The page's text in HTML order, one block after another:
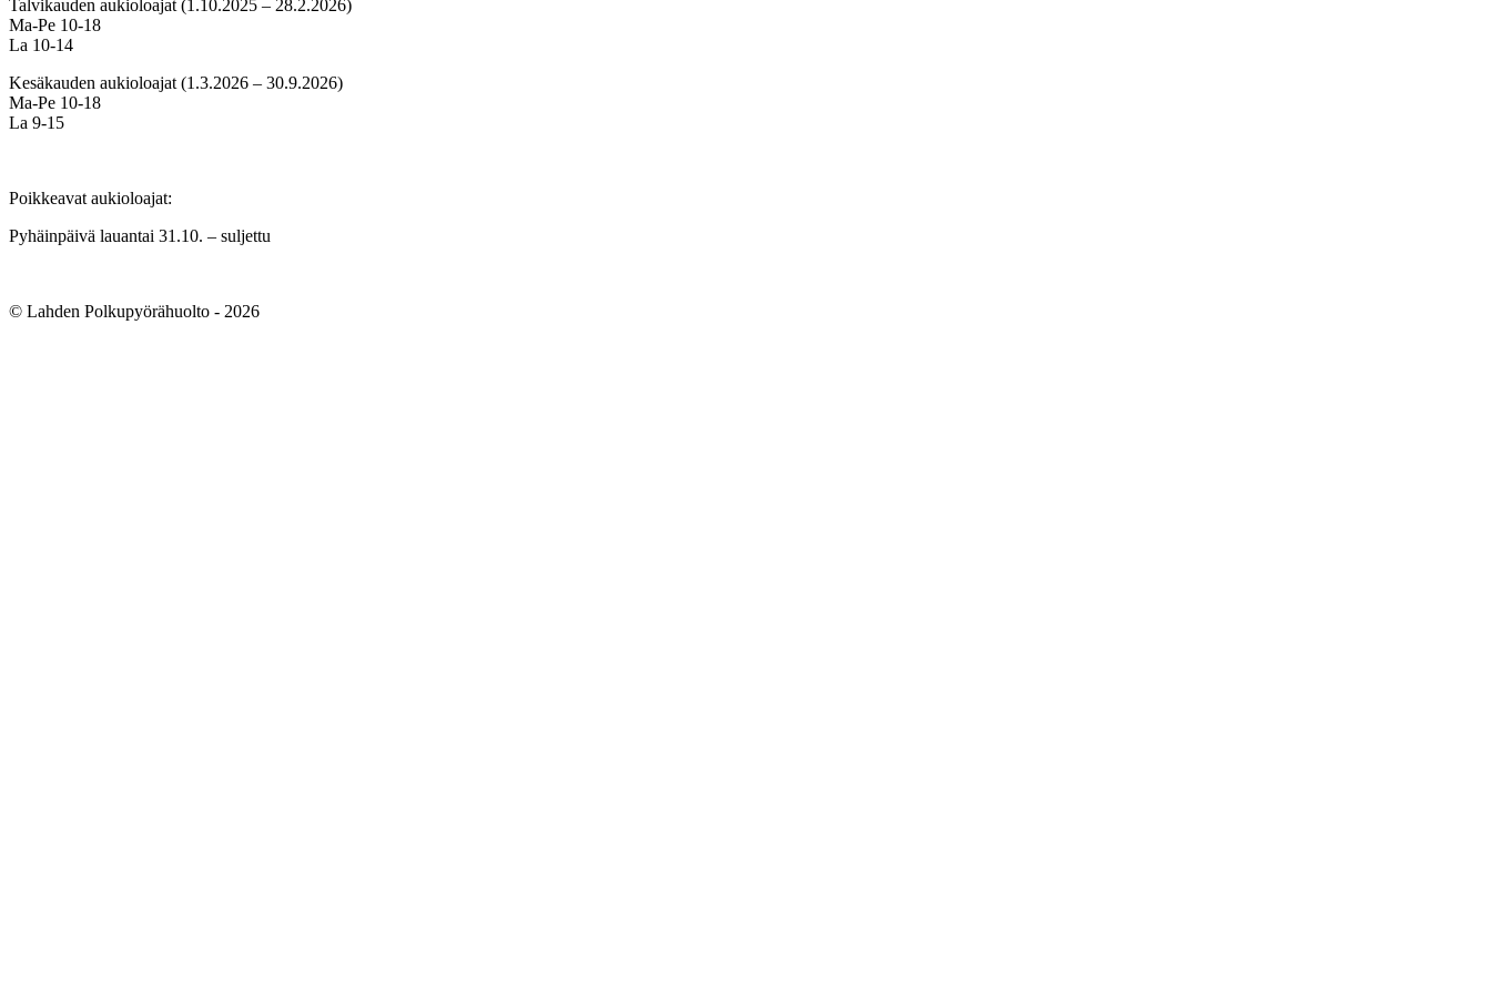
Talvikauden aukioloajat (1.10.2025 – 28.2.2026)
Ma-Pe 10-18
La 10-14
Kesäkauden aukioloajat (1.3.2026 – 30.9.2026)
Ma-Pe 10-18
La 9-15
Poikkeavat aukioloajat:
Pyhäinpäivä lauantai 31.10. – suljettu
© Lahden Polkupyörähuolto - 2026